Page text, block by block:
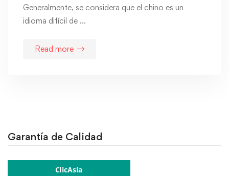
Generalmente, se considera que el chino es un
idioma difícil de …
Read more
Garantía de Calidad